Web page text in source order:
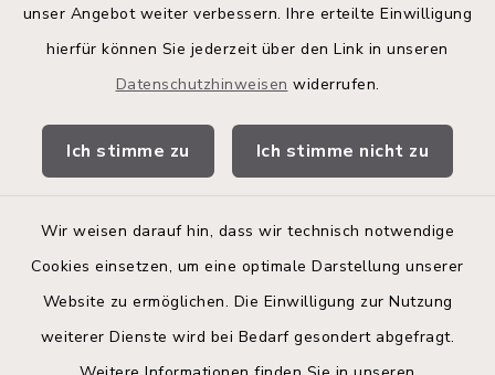
unser Angebot weiter verbessern. Ihre erteilte Einwilligung
hierfür können Sie jederzeit über den Link in unseren
Datenschutzhinweisen widerrufen.
Ich stimme zu Ich stimme nicht zu
Wir weisen darauf hin, dass wir technisch notwendige
Cookies einsetzen, um eine optimale Darstellung unserer
Website zu ermöglichen. Die Einwilligung zur Nutzung
weiterer Dienste wird bei Bedarf gesondert abgefragt.
Land Schleswig-Holstein
Kita-Portal
Bürgerinformationsbroschüre